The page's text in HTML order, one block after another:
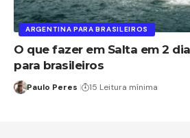
ARGENTINA PARA BRASILEIROS
O que fazer em Salta em 2
para brasileiros
Paulo Peres 15 Leitura mínima